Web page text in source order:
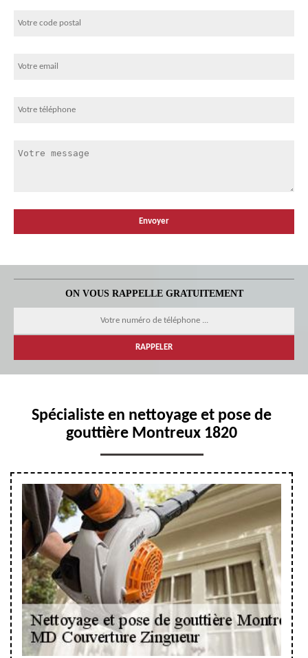
ON VOUS RAPPELLE GRATUITEMENT
Spécialiste en nettoyage et pose de
gouttière Montreux 1820